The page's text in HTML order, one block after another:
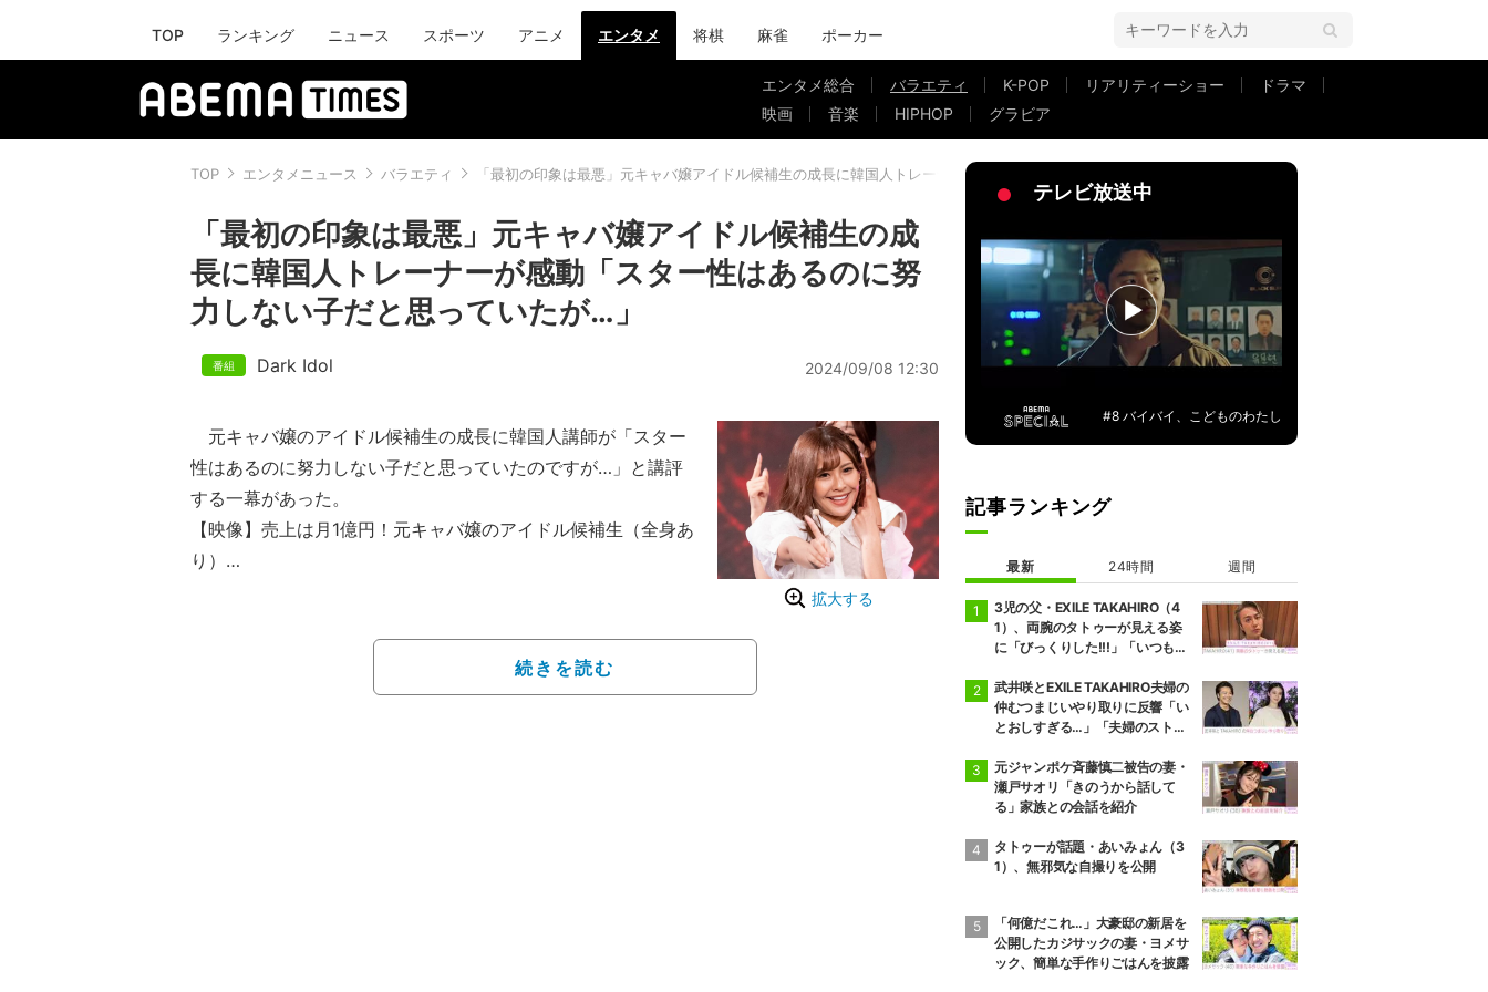
TOP ランキング ニュース スポーツ アニメ エンタメ 将棋 麻雀 ポーカー
エンタメ総合 バラエティ K-POP リアリティーショー
ドラマ
映画
音楽 HIPHOP グラビア
TOP エンタメニュース バラエティ 「最初の印象は最悪」元キャバ嬢アイドル候補生の成長に韓国人トレーナーが感動「スター性はあるのに努力しない子だと思っていたが…」
「最初の印象は最悪」元キャバ嬢アイドル候補生の成
長に韓国人トレーナーが感動「スター性はあるのに努
力しない子だと思っていたが…」
Dark Idol 2024/09/08 12:30
拡大する
元キャバ嬢のアイドル候補生の成長に韓国人講師が「スター
性はあるのに努力しない子だと思っていたのですが…」と講評
する一幕があった。
【映像】売上は月1億円！元キャバ嬢のアイドル候補生（全身あ
り）
ディション番組。歌唱指導に紅白出場歌手のAI、『学校のリー
ダーズ』や『FRUITS ZIPPER』が所属するASOBISYSTEMが全
続きを読む
テレビ放送中
#8 バイバイ、こどものわたし
記事ランキング
最新 24時間 週間
3児の父・EXILE TAKAHIRO（4
1）、両腕のタトゥーが見える姿
に「びっくりした!!!」「いつもと
の反響
武井咲とEXILE TAKAHIRO夫婦の
仲むつまじいやり取りに反響「い
とおしすぎる…」「夫婦のストー
元ジャンポケ斉藤慎二被告の妻・
瀬戸サオリ「きのうから話して
る」家族との会話を紹介
タトゥーが話題・あいみょん（3
1）、無邪気な自撮りを公開
「何億だこれ…」大豪邸の新居を
公開したカジサックの妻・ヨメサ
ック、簡単な手作りごはんを披露